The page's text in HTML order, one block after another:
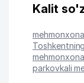
Kalit
parkovkali